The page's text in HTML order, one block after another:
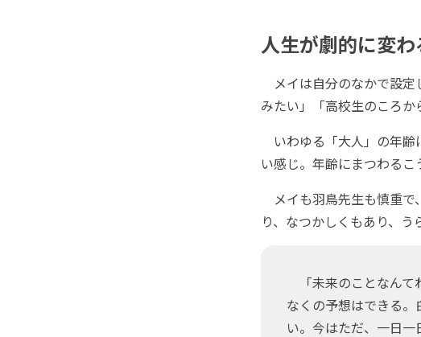
人生が劇的に変
メイは自分のなかで設定
みたい」「高校生のころか
いわゆる「大人」の年齢
い感じ。年齢にまつわるこ
メイも羽鳥先生も慎重で
り、なつかしくもあり、
「未来のことなんて
なくの予想はできる
い。今はただ、一日